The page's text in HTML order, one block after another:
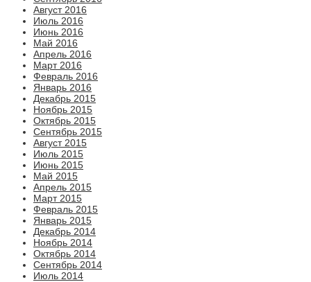
Август 2016
Июль 2016
Июнь 2016
Май 2016
Апрель 2016
Март 2016
Февраль 2016
Январь 2016
Декабрь 2015
Ноябрь 2015
Октябрь 2015
Сентябрь 2015
Август 2015
Июль 2015
Июнь 2015
Май 2015
Апрель 2015
Март 2015
Февраль 2015
Январь 2015
Декабрь 2014
Ноябрь 2014
Октябрь 2014
Сентябрь 2014
Июль 2014